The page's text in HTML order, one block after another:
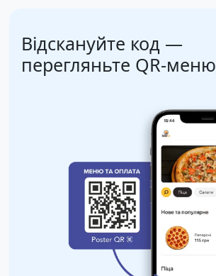
Відскануйте код —
перегляньте QR-меню